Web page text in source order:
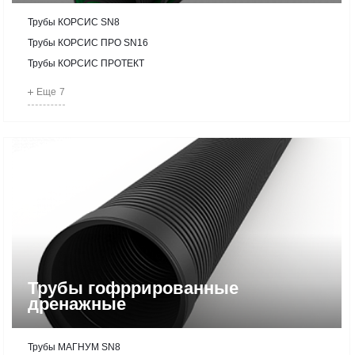
Трубы КОРСИС SN8
Трубы КОРСИС ПРО SN16
Трубы КОРСИС ПРОТЕКТ
Еще 7
Трубы гофррированные
дренажные
Трубы МАГНУМ SN8